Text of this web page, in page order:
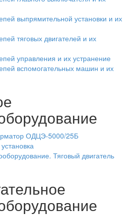
выпрямительной установки и их
тяговых двигателей и их
управления и их устранение
вспомогательных машин и их
ОДЦЭ-5000/25Б
Тяговый двигатель